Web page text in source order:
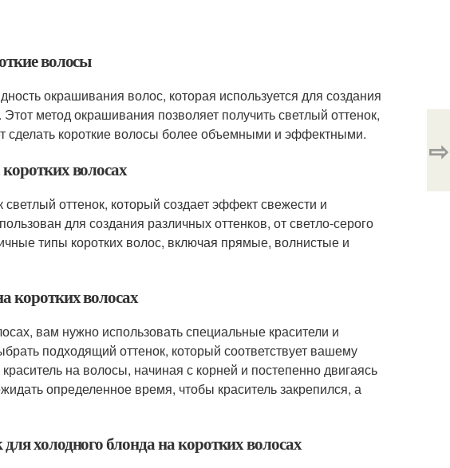
волосы
окрашивания волос, которая используется для создания
метод окрашивания позволяет получить светлый оттенок,
сделать короткие волосы более объемными и эффектными.
волосах
оттенок, который создает эффект свежести и
для создания различных оттенков, от светло-серого
типы коротких волос, включая прямые, волнистые и
коротких волосах
вам нужно использовать специальные красители и
подходящий оттенок, который соответствует вашему
на волосы, начиная с корней и постепенно двигаясь
определенное время, чтобы краситель закрепился, а
холодного блонда на коротких волосах
⇨